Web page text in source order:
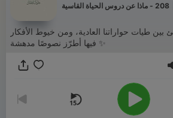
208 - ماذا عن دروس الحياة القاسية
بين طيات حواراتنا العادية، ومن خيوط الأفكار
فيها أطرّز نصوصًا مدهشة ✨